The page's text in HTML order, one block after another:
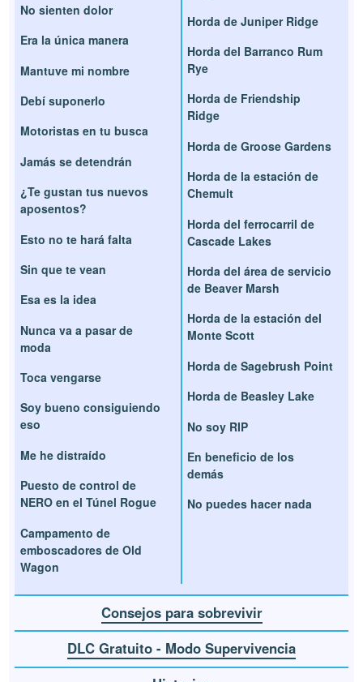
No sienten dolor
Era la única manera
Mantuve mi nombre
Debí suponerlo
Motoristas en tu busca
Jamás se detendrán
¿Te gustan tus nuevos
aposentos?
Esto no te hará falta
Sin que te vean
Esa es la idea
Nunca va a pasar de
moda
Toca vengarse
Soy bueno consiguiendo
eso
Me he distraído
Puesto de control de
NERO en el Túnel Rogue
Campamento de
emboscadores de Old
Wagon
Horda de Juniper Ridge
Horda del Barranco Rum
Rye
Horda de Friendship
Ridge
Horda de Groose Gardens
Horda de la estación de
Chemult
Horda del ferrocarril de
Cascade Lakes
Horda del área de servicio
de Beaver Marsh
Horda de la estación del
Monte Scott
Horda de Sagebrush Point
Horda de Beasley Lake
No soy RIP
En beneficio de los
demás
No puedes hacer nada
Consejos para sobrevivir
DLC Gratuito - Modo Supervivencia